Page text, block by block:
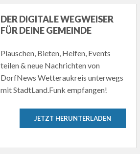
DER DIGITALE WEGWEISER
FÜR DEINE GEMEINDE
Plauschen, Bieten, Helfen, Events
teilen & neue Nachrichten von
DorfNews Wetteraukreis unterwegs
mit StadtLand.Funk empfangen!
JETZT HERUNTERLADEN